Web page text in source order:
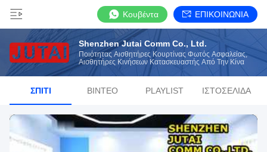
Κουβέντα ΕΠΙΚΟΙΝΩΝΙΑ
Shenzhen Jutai Comm Co., Ltd.
Ποιότητας Αισθητήρες Κουρτίνας Φωτός Ασφαλείας,
Αισθητήρες Κινήσεων Κατασκευαστής Από Την Κίνα
ΣΠΊΤΙ ΒΊΝΤΕΟ PLAYLIST ΙΣΤΟΣΕΛΊΔΑ